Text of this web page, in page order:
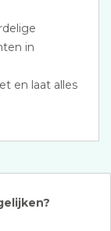
in
en laat alles